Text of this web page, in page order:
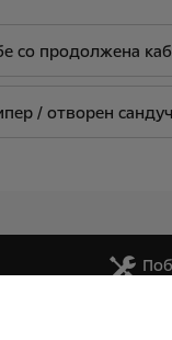
со продолжена
/ отворен